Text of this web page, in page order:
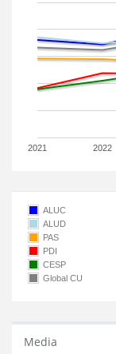
2021 2022
ALUC
ALUD
PAS
PDI
CESP
Global CU
Media